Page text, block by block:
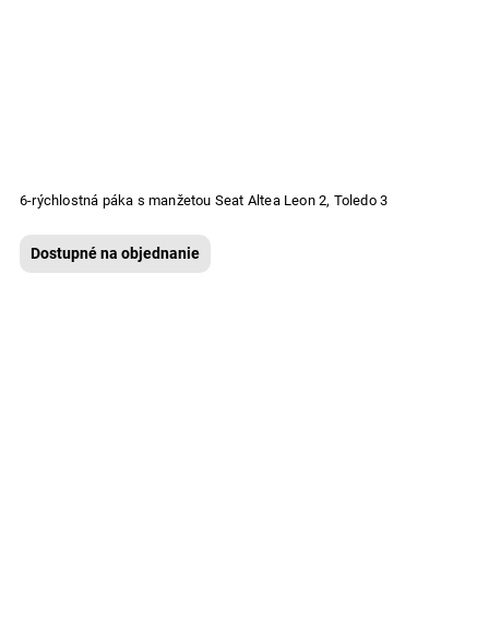
6-rýchlostná páka s manžetou Seat Altea Leon 2, Toledo 3
Dostupné na objednanie